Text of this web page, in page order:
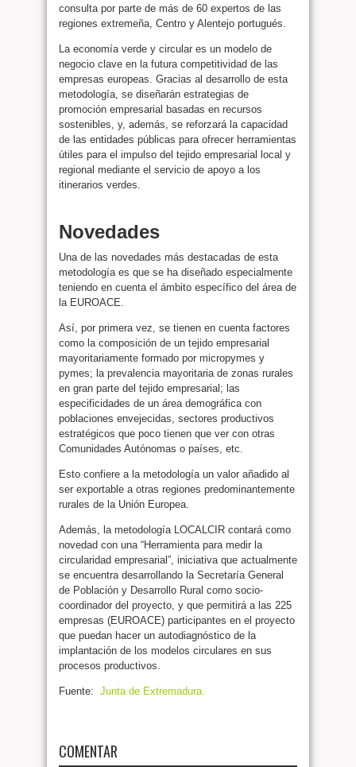
consulta por parte de más de 60 expertos de las
regiones extremeña, Centro y Alentejo portugués.
La economía verde y circular es un modelo de
negocio clave en la futura competitividad de las
empresas europeas. Gracias al desarrollo de esta
metodología, se diseñarán estrategias de
promoción empresarial basadas en recursos
sostenibles, y, además, se reforzará la capacidad
de las entidades públicas para ofrecer herramientas
útiles para el impulso del tejido empresarial local y
regional mediante el servicio de apoyo a los
itinerarios verdes.
Novedades
Una de las novedades más destacadas de esta
metodología es que se ha diseñado especialmente
teniendo en cuenta el ámbito específico del área de
la EUROACE.
Así, por primera vez, se tienen en cuenta factores
como la composición de un tejido empresarial
mayoritariamente formado por micropymes y
pymes; la prevalencia mayoritaria de zonas rurales
en gran parte del tejido empresarial; las
especificidades de un área demográfica con
poblaciones envejecidas, sectores productivos
estratégicos que poco tienen que ver con otras
Comunidades Autónomas o países, etc.
Esto confiere a la metodología un valor añadido al
ser exportable a otras regiones predominantemente
rurales de la Unión Europea.
Además, la metodología LOCALCIR contará como
novedad con una “Herramienta para medir la
circularidad empresarial”, iniciativa que actualmente
se encuentra desarrollando la Secretaría General
de Población y Desarrollo Rural como socio-
coordinador del proyecto, y que permitirá a las 225
empresas (EUROACE) participantes en el proyecto
que puedan hacer un autodiagnóstico de la
implantación de los modelos circulares en sus
procesos productivos.
Fuente: Junta de Extremadura.
COMENTAR